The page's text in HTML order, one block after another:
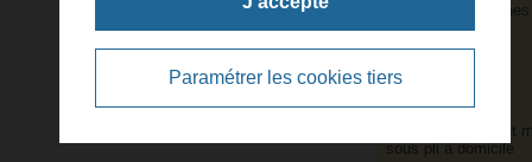
Paramétrer les cookies tiers
Couture et
domicile
Couturières et
retoucheuses
indépendantes
Emballage,
conditionnement et
sous pli à domicile